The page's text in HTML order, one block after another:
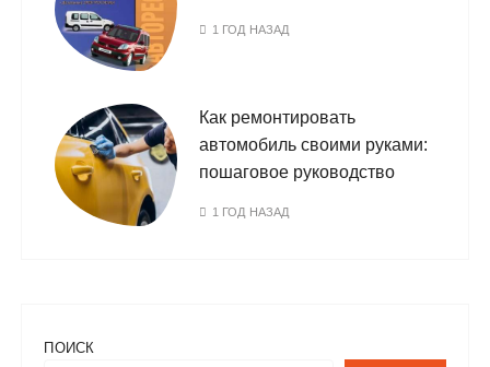
1 ГОД НАЗАД
Как ремонтировать
автомобиль своими руками:
пошаговое руководство
1 ГОД НАЗАД
ПОИСК